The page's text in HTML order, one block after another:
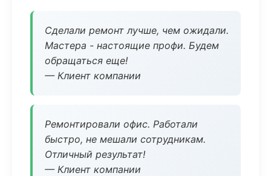
Сделали ремонт лучше, чем ожидали.
Мастера - настоящие профи. Будем
обращаться еще!
— Клиент компании
Ремонтировали офис. Работали
быстро, не мешали сотрудникам.
Отличный результат!
— Клиент компании